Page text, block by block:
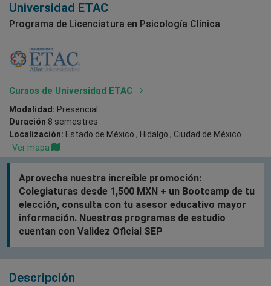
Universidad ETAC
Programa de Licenciatura en Psicología Clínica
Cursos de Universidad ETAC
Modalidad: Presencial
Duración 8 semestres
Localización: Estado de México , Hidalgo , Ciudad de México
Ver mapa
Aprovecha nuestra increíble promoción:
Colegiaturas desde 1,500 MXN + un Bootcamp de tu
elección, consulta con tu asesor educativo mayor
información. Nuestros programas de estudio
cuentan con Validez Oficial SEP
Descripción